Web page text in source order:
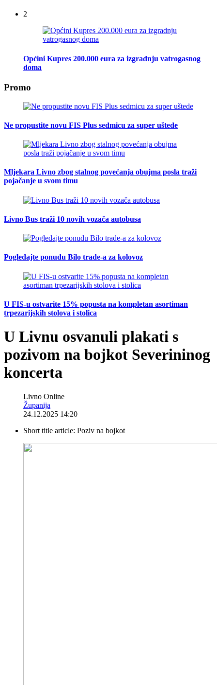
2
Općini Kupres 200.000 eura za izgradnju vatrogasnog
doma
Promo
Ne propustite novu FIS Plus sedmicu za super uštede
Mljekara Livno zbog stalnog povećanja obujma posla traži
pojačanje u svom timu
Livno Bus traži 10 novih vozača autobusa
Pogledajte ponudu Bilo trade-a za kolovoz
U FIS-u ostvarite 15% popusta na kompletan asortiman
trpezarijskih stolova i stolica
U Livnu osvanuli plakati s
pozivom na bojkot Severininog
koncerta
Livno Online
Županija
24.12.2025 14:20
Short title article: Poziv na bojkot